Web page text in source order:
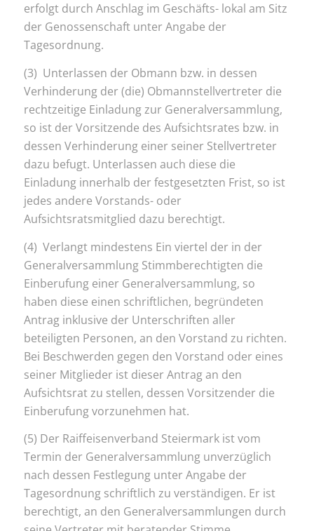
erfolgt durch Anschlag im Geschäfts- lokal am Sitz
der Genossenschaft unter Angabe der
Tagesordnung.
(3) Unterlassen der Obmann bzw. in dessen
Verhinderung der (die) Obmannstellvertreter die
rechtzeitige Einladung zur Generalversammlung,
so ist der Vorsitzende des Aufsichtsrates bzw. in
dessen Verhinderung einer seiner Stellvertreter
dazu befugt. Unterlassen auch diese die
Einladung innerhalb der festgesetzten Frist, so ist
jedes andere Vorstands- oder
Aufsichtsratsmitglied dazu berechtigt.
(4) Verlangt mindestens Ein viertel der in der
Generalversammlung Stimmberechtigten die
Einberufung einer Generalversammlung, so
haben diese einen schriftlichen, begründeten
Antrag inklusive der Unterschriften aller
beteiligten Personen, an den Vorstand zu richten.
Bei Beschwerden gegen den Vorstand oder eines
seiner Mitglieder ist dieser Antrag an den
Aufsichtsrat zu stellen, dessen Vorsitzender die
Einberufung vorzunehmen hat.
(5) Der Raiffeisenverband Steiermark ist vom
Termin der Generalversammlung unverzüglich
nach dessen Festlegung unter Angabe der
Tagesordnung schriftlich zu verständigen. Er ist
berechtigt, an den Generalversammlungen durch